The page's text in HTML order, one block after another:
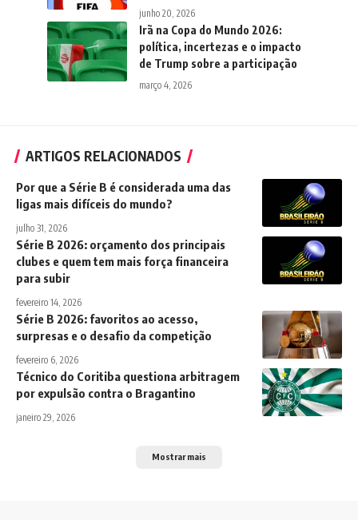
junho 20, 2026
Irã na Copa do Mundo 2026:
política, incertezas e o impacto
de Trump sobre a participação
março 4, 2026
ARTIGOS RELACIONADOS
Por que a Série B é considerada uma das
ligas mais difíceis do mundo?
julho 31, 2026
Série B 2026: orçamento dos principais
clubes e quem tem mais força financeira
para subir
fevereiro 14, 2026
Série B 2026: favoritos ao acesso,
surpresas e o desafio da competição
fevereiro 6, 2026
Técnico do Coritiba questiona arbitragem
por expulsão contra o Bragantino
janeiro 29, 2026
Mostrar mais